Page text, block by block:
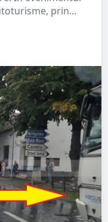
prin...